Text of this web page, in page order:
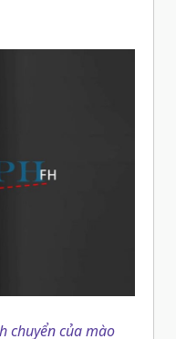
chuyển của mào